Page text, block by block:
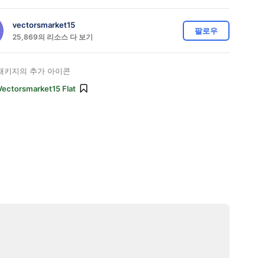
vectorsmarket15
25,869의 리소스 다 보기
팔로우
키지의 추가 아이콘
Flat